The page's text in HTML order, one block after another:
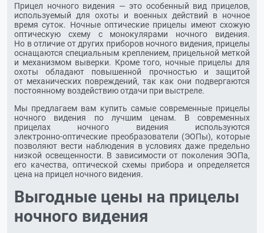
Прицел ночного видения — это особенный вид прицелов,
используемый для охоты и военных действий в ночное
время суток. Ночные оптические прицелы имеют схожую
оптическую схему с монокулярами ночного видения.
Но в отличие от других приборов ночного видения, прицелы
оснащаются специальным креплением, прицельной меткой
и механизмом выверки. Кроме того, ночные прицелы для
охоты обладают повышенной прочностью и защитой
от механических повреждений, так как они подвергаются
постоянному воздействию отдачи при выстреле.
Мы предлагаем вам купить самые современные прицелы
ночного видения по лучшим ценам. В современных
прицелах ночного видения используются
электронно-оптические преобразователи (ЭОПы), которые
позволяют вести наблюдения в условиях даже предельно
низкой освещенности. В зависимости от поколения ЭОПа,
его качества, оптической схемы прибора и определяется
цена на прицел ночного видения.
Выгодные цены на прицелы
ночного видения